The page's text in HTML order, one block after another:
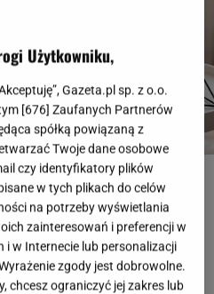
GALERIĘ(3)
jego aranżacja
Nie chodzi o to, by
Użytkowniku,
Gazeta.pl sp. z o.o.
[676] Zaufanych Partnerów
spółką powiązaną z
Twoje dane osobowe
czy identyfikatory plików
w tych plikach do celów
na potrzeby wyświetlania
zainteresowań i preferencji w
i w Internecie lub personalizacji
zgody jest dobrowolne.
chcesz ograniczyć jej zakres lub